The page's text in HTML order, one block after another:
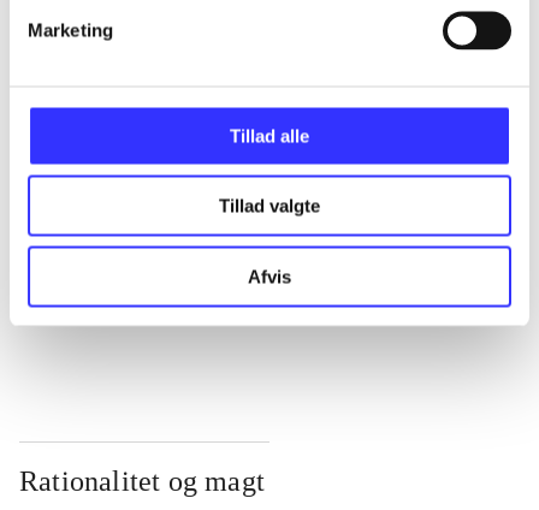
Marketing
Tillad alle
Tillad valgte
Afvis
Rationalitet og magt